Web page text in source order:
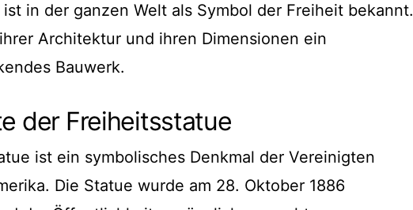
in der ganzen Welt als Symbol der Freiheit bekannt.
Architektur und ihren Dimensionen ein
Bauwerk.
der Freiheitsstatue
ist ein symbolisches Denkmal der Vereinigten
Die Statue wurde am 28. Oktober 1886